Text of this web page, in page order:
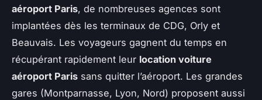
aéroport Paris, de nombreuses agences sont
implantées dès les terminaux de CDG, Orly et
Beauvais. Les voyageurs gagnent du temps en
récupérant rapidement leur location voiture
aéroport Paris sans quitter l’aéroport. Les grandes
gares (Montparnasse, Lyon, Nord) proposent aussi